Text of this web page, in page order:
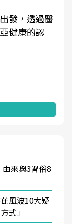
發，透過醫
健康的認
來與3習俗8
風波10大疑
式」